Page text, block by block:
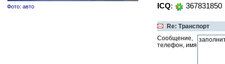
Фото: авто ICQ: 367831850
Re: Транспорт
Сообщение,
телефон, имя